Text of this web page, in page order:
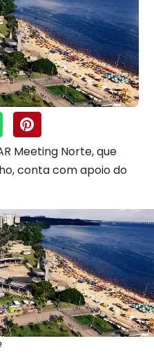
Meeting Norte, que
conta com apoio do